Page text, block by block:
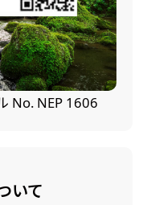
No. NEP 1606
いて